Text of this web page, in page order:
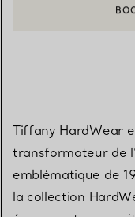
CONTACTER UN
Tiffany HardWear
transformateur de
emblématique de
la collection